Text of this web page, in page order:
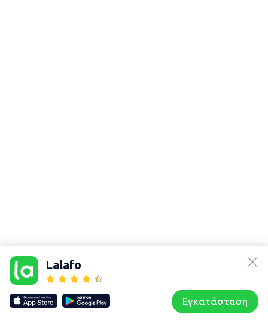
Lalafo
Εγκατάσταση
Our websites
lalafo.kg
lalafo.rs
lalafo.pl
Sitemap
Συζητήσεις Προφίλ